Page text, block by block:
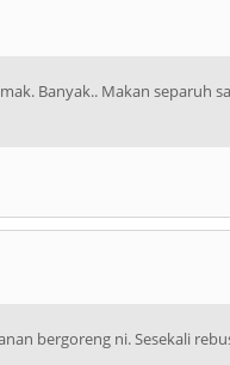
Banyak.. Makan separuh
bergoreng ni. Sesekali